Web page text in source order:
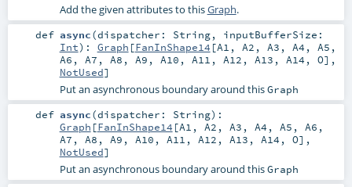
Add the given attributes to thisGraph.
def async(dispatcher: String, inputBufferSize:
Int) : Graph [FanInShape14 [A1 , A2 , A3 , A4 , A5 ,
A6 , A7 , A8 , A9 , A10 , A11 , A12 , A13 , A14 , O],
NotUsed]
Put an asynchronous boundary around thisGraph
def async(dispatcher: String) :
Graph [FanInShape14 [A1 , A2 , A3 , A4 , A5 , A6 ,
A7 , A8 , A9 , A10 , A11 , A12 , A13 , A14 , O],
NotUsed]
Put an asynchronous boundary around thisGraph